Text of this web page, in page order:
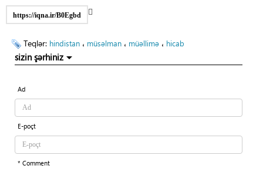
https://iqna.ir/B0Egbd
Teqlər: hindistan ، müsəlman ، müəllimə ، hicab
sizin şərhiniz
Ad
E-poçt
* Comment